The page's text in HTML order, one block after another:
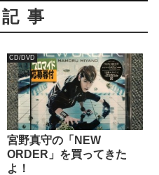
事
CD/DVD
宮野真守の「NEW
ORDER」を買ってきた
よ！